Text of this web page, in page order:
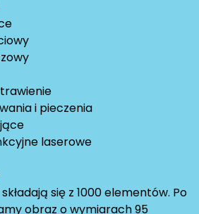
i pieczenia
laserowe
się z 1000 elementów. Po
obraz o wymiarach 95